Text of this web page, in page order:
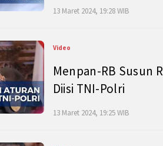
13 Maret 2024, 19:28 WIB
Video
Menpan-RB Susun
Diisi TNI-Polri
13 Maret 2024, 19:25 WIB